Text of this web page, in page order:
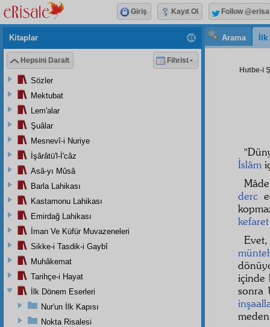
Arama
Hutbe-i
İslâm
derc
kefaret
içinde
sonra
Kitaplar
Hepsini Daralt Fihrist
Sözler
Mektubat
Lem'alar
Şuâlar
Mesnevî-i Nuriye
İşârâtü'l-İ'câz
Asâ-yı Mûsâ
Barla Lahikası
Kastamonu Lahikası
Emirdağ Lahikası
İman Ve Küfür Muvazeneleri
Sikke-i Tasdik-i Gaybî
Muhâkemat
Tarihçe-i Hayat
İlk Dönem Eserleri
Nur'un İlk Kapısı
Nokta Risalesi
Giriş Kayıt Ol Follow